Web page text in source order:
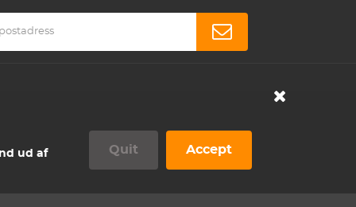
ud af
Quit Accept